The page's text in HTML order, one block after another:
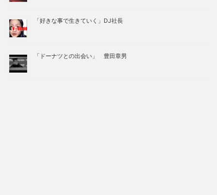
「好きな事で生きていく」DJ社長
「ドーナツとの出会い」 豊田章男